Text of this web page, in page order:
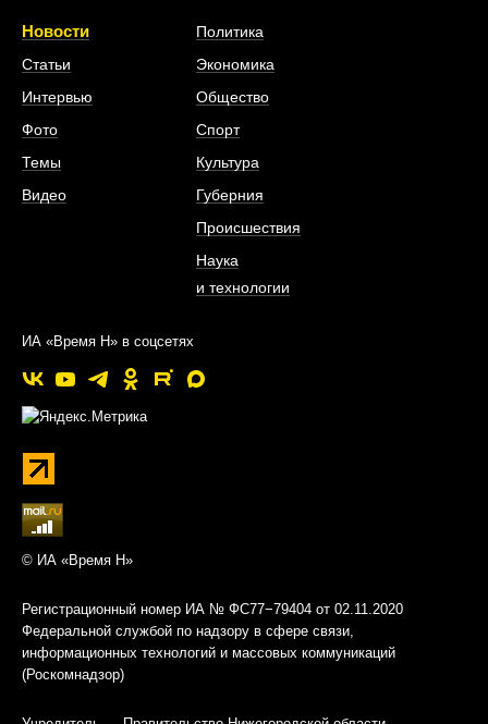
Новости
Статьи
Интервью
Фото
Темы
Видео
Политика
Экономика
Общество
Спорт
Культура
Губерния
Происшествия
Наука
и технологии
ИА «Время Н» в соцсетях
© ИА «Время Н»
Регистрационный номер ИА № ФС77−79404 от 02.11.2020
Федеральной службой по надзору в сфере связи,
информационных технологий и массовых коммуникаций
(Роскомнадзор)